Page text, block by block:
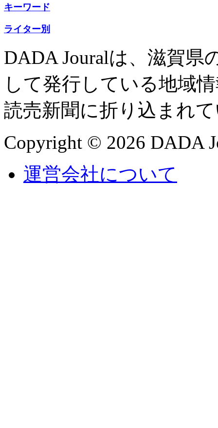
キーワード
ライター別
DADA Jouralは、滋賀県
して発行している地域
読売新聞に折り込まれ
Copyright © 2026 DADA
運営会社について